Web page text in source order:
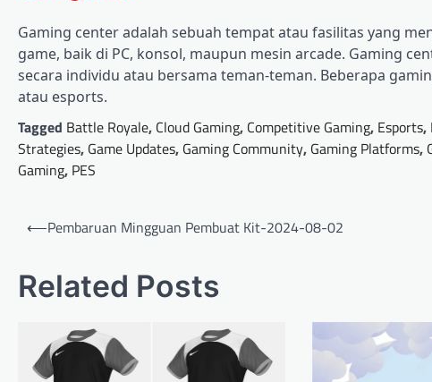
Gaming center adalah sebuah tempat atau fasilitas yang
game, baik di PC, konsol, maupun mesin arcade. Gaming
secara individu atau bersama teman-teman. Beberapa
atau esports.
Tagged Battle Royale, Cloud Gaming, Competitive Gaming, Esports,
Strategies, Game Updates, Gaming Community, Gaming Platforms,
Gaming, PES
Post
⟵Pembaruan Mingguan Pembuat Kit-2024-08-02
Related Posts